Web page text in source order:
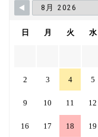
日 月 火 水
2 3 4 5
9 10 11 12
16 17 18 19